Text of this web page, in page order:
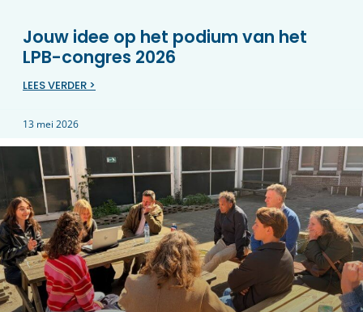
Jouw idee op het podium van het
LPB-congres 2026
LEES VERDER >
13 mei 2026